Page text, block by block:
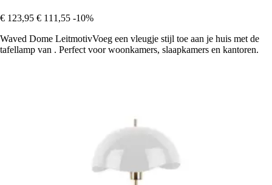
€ 123,95 € 111,55 -10%
Waved Dome LeitmotivVoeg een vleugje stijl toe aan je huis met de
tafellamp van . Perfect voor woonkamers, slaapkamers en kantoren.